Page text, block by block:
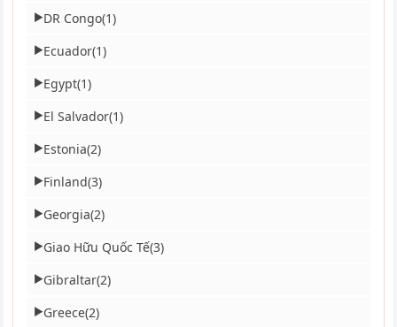
▶DR Congo(1)
▶Ecuador(1)
▶Egypt(1)
▶El Salvador(1)
▶Estonia(2)
▶Finland(3)
▶Georgia(2)
▶Giao Hữu Quốc Tế(3)
▶Gibraltar(2)
▶Greece(2)